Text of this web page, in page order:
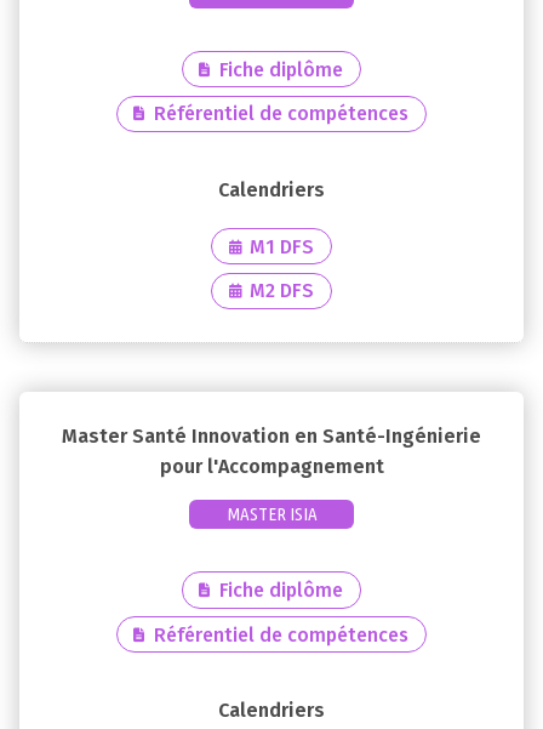
Fiche diplôme
Référentiel de compétences
M1 DFS
M2 DFS
Master Santé Innovation en Santé-Ingénierie
pour l'Accompagnement
MASTER ISIA
Fiche diplôme
Référentiel de compétences